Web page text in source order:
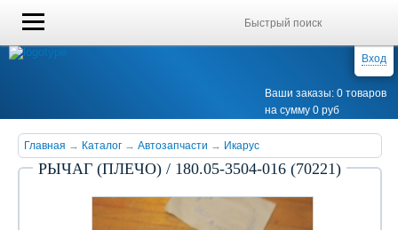
Вход
Ваши заказы: 0 товаров
на сумму 0 руб
Главная → Каталог → Автозапчасти → Икарус
РЫЧАГ (ПЛЕЧО) / 180.05-3504-016 (70221)